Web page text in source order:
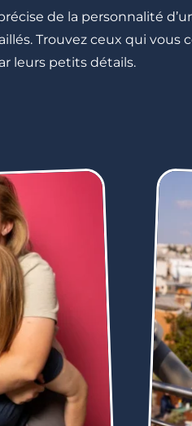
de la personnalité
Trouvez ceux qui vous
leurs petits détails.